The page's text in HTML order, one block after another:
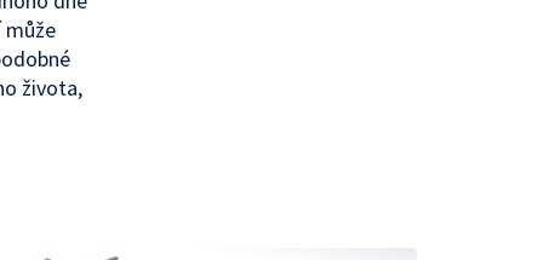
může
života,